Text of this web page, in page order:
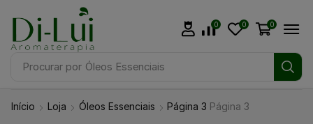
Procurar por Óleos Essenciais
0 0 0
Início Loja Óleos Essenciais Página 3 Página 3